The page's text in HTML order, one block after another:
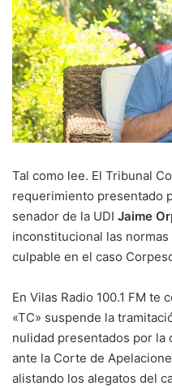
Tal como lee. El Tribunal
requerimiento presentado
senador de la UDI Jaime
inconstitucional las
culpable en el caso
En Vilas Radio 100.1 FM te
«TC» suspende la
nulidad presentados por la
ante la Corte de
alistando los alegatos del